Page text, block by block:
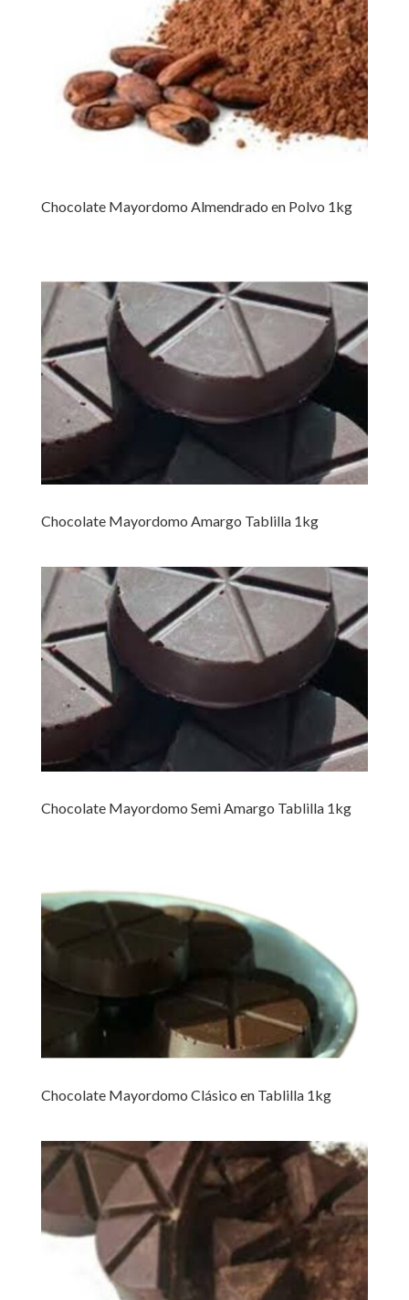
Chocolate Mayordomo Almendrado en Polvo 1kg
Chocolate Mayordomo Amargo Tablilla 1kg
Chocolate Mayordomo Semi Amargo Tablilla 1kg
Chocolate Mayordomo Clásico en Tablilla 1kg